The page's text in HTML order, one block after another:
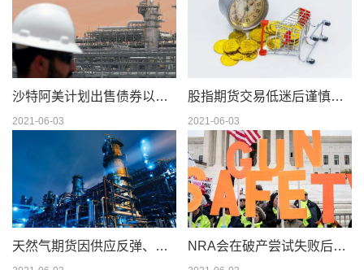
沙特阿美计划出售债券以筹集 750 亿美元的股息
2021-06-03
股指期货交易低迷后谨慎交易
2021-06-03
天然气期货因供应反弹、天气模型转变而下滑；现金仍在摇摆 NRA会在破产尝试失败后解散吗